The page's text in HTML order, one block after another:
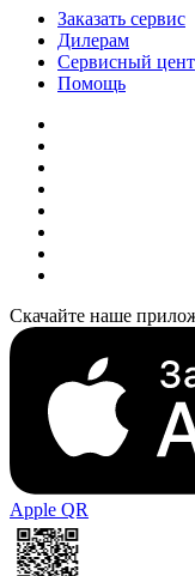
Заказать сервис
Дилерам
Сервисный
Помощь
Скачайте наше
Apple QR